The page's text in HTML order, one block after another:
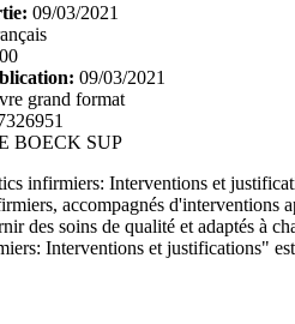
09/03/2021
09/03/2021
grand format
BOECK SUP
infirmiers: Interventions et
accompagnés d'interventions
des soins de qualité et adaptés à
Interventions et justifications"